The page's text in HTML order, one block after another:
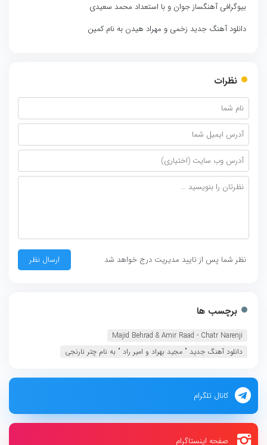
بیوگرافی آهنگساز جوان و با استعداد محمد سعیدی
دانلود آهنگ جدید زخمی و مهراد هیدن به نام کمین
نظرات
نظر شما پس از تایید مدیریت درج خواهد شد
برچسب ها
Majid Behrad & Amir Raad - Chatr Narenji‏
دانلود آهنگ جديد " مجید بهراد و امیر راد " به نام چتر نارنجی
کانال تلگرام
صفحه اینستاگرام